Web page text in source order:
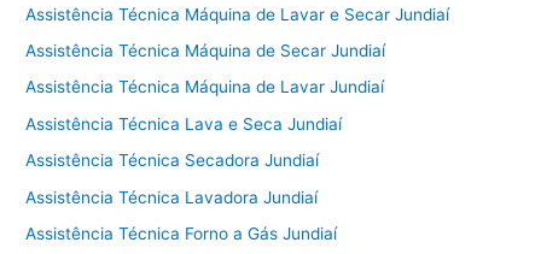
Assistência Técnica Máquina de Lavar e Secar Jundiaí
Assistência Técnica Máquina de Secar Jundiaí
Assistência Técnica Máquina de Lavar Jundiaí
Assistência Técnica Lava e Seca Jundiaí
Assistência Técnica Secadora Jundiaí
Assistência Técnica Lavadora Jundiaí
Assistência Técnica Forno a Gás Jundiaí